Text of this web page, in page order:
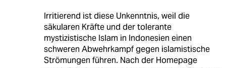
Irritierend ist diese Unkenntnis, weil die
säkularen Kräfte und der tolerante
mystizistische Islam in Indonesien einen
schweren Abwehrkampf gegen islamistische
Strömungen führen. Nach der Homepage